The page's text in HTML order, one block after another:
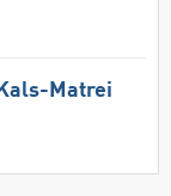
Matrei